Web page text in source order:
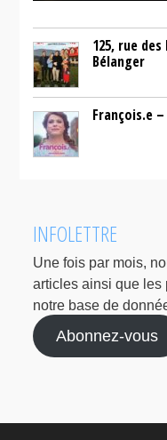
125, rue
Bélanger
François.e
INFOLETTRE
Une fois par mois,
articles ainsi que les
notre base de
Abonnez-vous